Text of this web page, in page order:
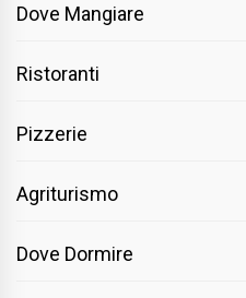
Dove Mangiare
Ristoranti
Pizzerie
Agriturismo
Dove Dormire